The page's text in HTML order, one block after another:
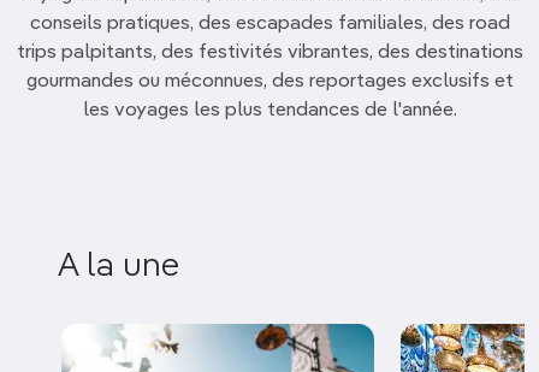
conseils pratiques, des escapades familiales, des road
trips palpitants, des festivités vibrantes, des destinations
gourmandes ou méconnues, des reportages exclusifs et
les voyages les plus tendances de l'année.
A la une